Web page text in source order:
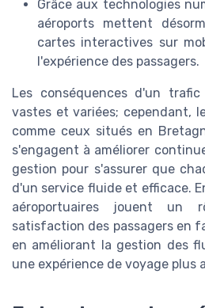
Grâce aux technologies
aéroports mettent
cartes interactives sur
l'expérience des passagers.
Les conséquences d'un
vastes et variées; cependant,
comme ceux situés en
s'engagent à améliorer
gestion pour s'assurer que
d'un service fluide et efficace.
aéroportuaires jouent un
satisfaction des passagers en
en améliorant la gestion des
une expérience de voyage plus